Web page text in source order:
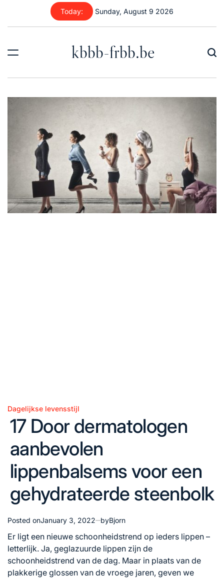
content
Today: Sunday, August 9 2026
kbbb-frbb.be
Posted
in
Dagelijkse levensstijl
17 Door dermatologen
aanbevolen
lippenbalsems voor een
gehydrateerde steenbolk
Posted onJanuary 3, 2022 byBjorn
Er ligt een nieuwe schoonheidstrend op ieders lippen –
letterlijk. Ja, geglazuurde lippen zijn de
schoonheidstrend van de dag. Maar in plaats van de
plakkerige glossen van de vroege jaren, geven we